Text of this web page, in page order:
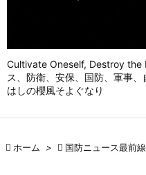
Cultivate Oneself, Destroy
ス、防衛、安保、国防、軍事
はしの櫻風そよぐなり
 ホーム >  国防ニュース最前線